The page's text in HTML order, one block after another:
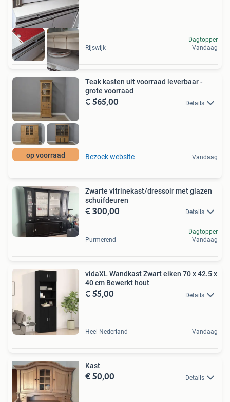
Rijswijk
Dagtopper
Vandaag
op voorraad
Teak kasten uit voorraad leverbaar -
grote voorraad
€ 565,00 Details
Bezoek website Vandaag
Zwarte vitrinekast/dressoir met glazen
schuifdeuren
€ 300,00 Details
Purmerend
Dagtopper
Vandaag
vidaXL Wandkast Zwart eiken 70 x 42.5 x
40 cm Bewerkt hout
€ 55,00 Details
Heel Nederland Vandaag
Kast
€ 50,00 Details